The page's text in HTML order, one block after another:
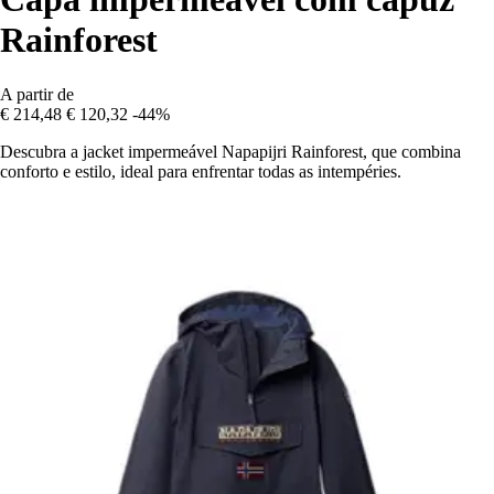
Rainforest
A partir de
€ 214,48 € 120,32 -44%
Descubra a jacket impermeável Napapijri Rainforest, que combina
conforto e estilo, ideal para enfrentar todas as intempéries.